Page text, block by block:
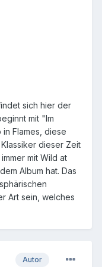
sich hier der
mit "Im
Flames, diese
dieser Zeit
mit Wild at
Album hat. Das
Art sein, welches
Autor